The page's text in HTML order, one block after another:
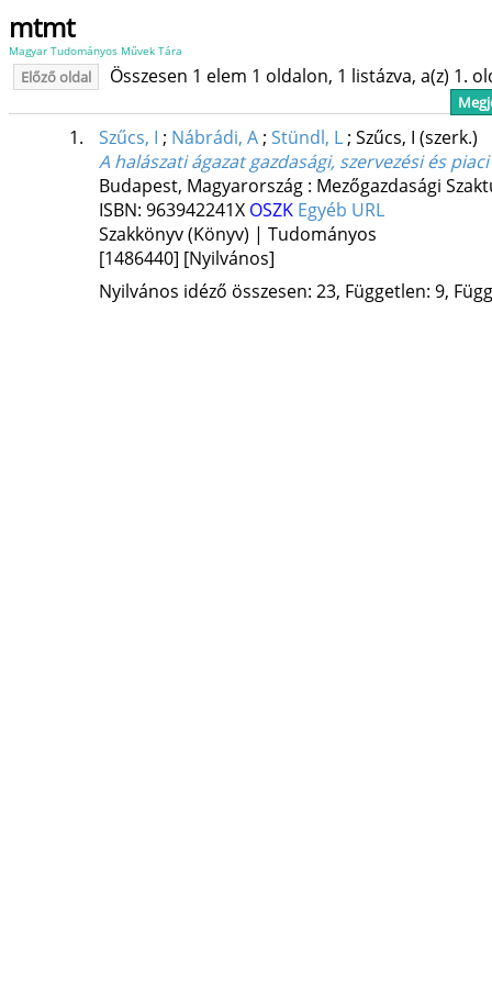
mtmt
Magyar Tudományos Művek Tára
Előző oldal Összesen 1 elem 1 oldalon, 1 listázva, a(z) 1.
1. Szűcs, I ; Nábrádi, A; Stündl, L; Szűcs, I (szerk.)
A halászati ágazat gazdasági, szervezési és
Budapest, Magyarország : Mezőgazdasági
ISBN: 963942241X OSZK Egyéb URL
Szakkönyv (Könyv) | Tudományos
[1486440] [Nyilvános]
Nyilvános idéző összesen: 23, Független: 9,